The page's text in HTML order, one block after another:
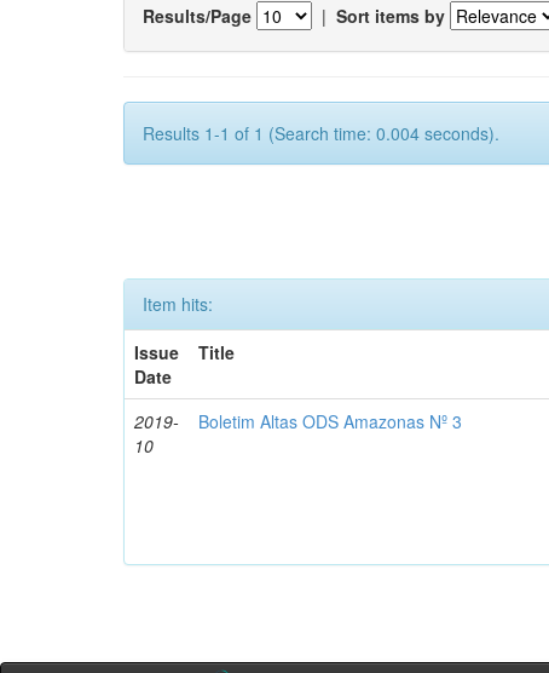
Results/Page | Sort items by
Results 1-1 of 1 (Search time: 0.004 seconds).
Item hits:
Issue
Date
Title
2019-
10
Boletim Altas ODS Amazonas Nº 3